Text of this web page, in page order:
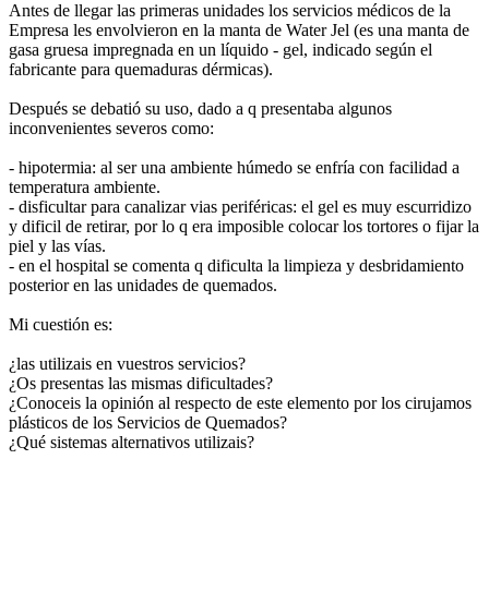
Antes de llegar las primeras unidades los servicios médicos de la
Empresa les envolvieron en la manta de Water Jel (es una manta de
gasa gruesa impregnada en un líquido - gel, indicado según el
fabricante para quemaduras dérmicas).
Después se debatió su uso, dado a q presentaba algunos
inconvenientes severos como:
- hipotermia: al ser una ambiente húmedo se enfría con facilidad a
temperatura ambiente.
- disficultar para canalizar vias periféricas: el gel es muy escurridizo
y dificil de retirar, por lo q era imposible colocar los tortores o fijar la
piel y las vías.
- en el hospital se comenta q dificulta la limpieza y desbridamiento
posterior en las unidades de quemados.
Mi cuestión es:
¿las utilizais en vuestros servicios?
¿Os presentas las mismas dificultades?
¿Conoceis la opinión al respecto de este elemento por los cirujamos
plásticos de los Servicios de Quemados?
¿Qué sistemas alternativos utilizais?